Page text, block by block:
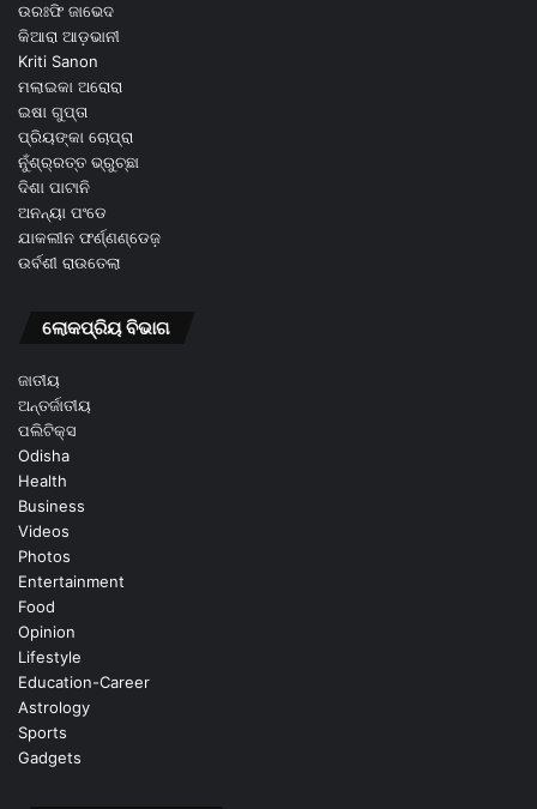
ଉରଃଫି ଜାଭେଦ
କିଆରା ଆଡ଼ଭାନୀ
Kriti Sanon
ମଲାଇକା ଅରୋରା
ଇଷା ଗୁପ୍ତା
ପ୍ରିୟଙ୍କା ଚୋପ୍ରା
ନୁଁଶ୍ର୍ରତ୍ତ ଭ୍ରୁଚ୍ଛା
ଦିଶା ପାଟାନି
ଅନନ୍ୟା ପଂଡେ
ଯାକଲୀନ ଫର୍ଣ୍ଣଣ୍ଡେଜ଼
ଉର୍ବଶୀ ରାଉତେଲା
ଲୋକପ୍ରିୟ ବିଭାଗ
ଜାତୀୟ
ଅନ୍ତର୍ଜାତୀୟ
ପଲିଟିକ୍ସ
Odisha
Health
Business
Videos
Photos
Entertainment
Food
Opinion
Lifestyle
Education-Career
Astrology
Sports
Gadgets